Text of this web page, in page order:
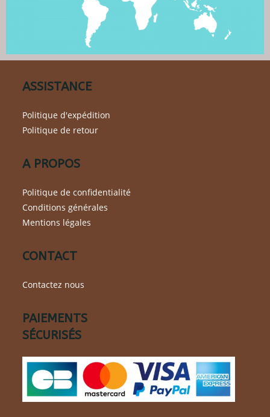
ASSISTANCE
Politique d'expédition
Politique de retour
A PROPOS
Politique de confidentialité
Conditions générales
Mentions légales
CONTACT
Contactez nous
PAIEMENTS
SÉCURISÉS